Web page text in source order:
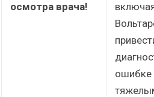
осмотра врача!
ошибке